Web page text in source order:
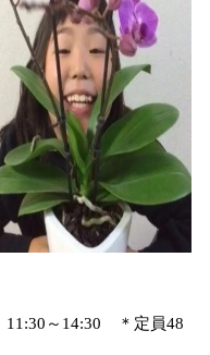
11:30～14:30 ＊定員48